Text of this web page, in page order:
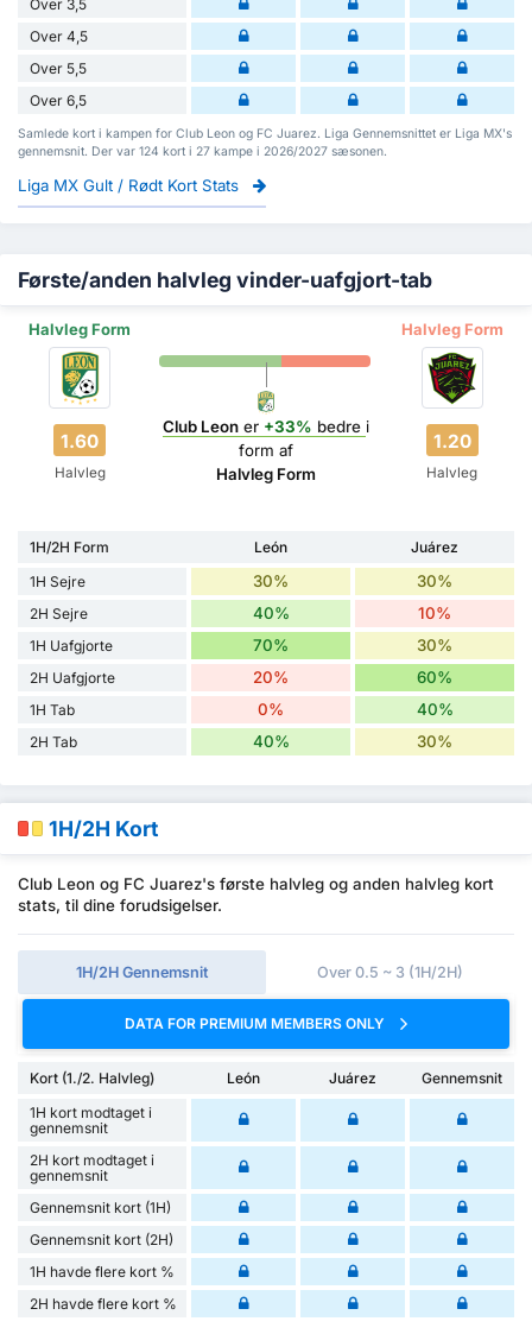
Over 3,5
Over 4,5
Over 5,5
Over 6,5
Samlede kort i kampen for Club Leon og FC Juarez. Liga Gennemsnittet er Liga MX's
gennemsnit. Der var 124 kort i 27 kampe i 2026/2027 sæsonen.
Liga MX Gult / Rødt Kort Stats
Første/anden halvleg vinder-uafgjort-tab
Halvleg Form Halvleg Form
1.60
Halvleg
Club Leoner +33% bedre i
form af
Halvleg Form
1.20
Halvleg
1H/2H Form León
Juárez
1H Sejre
30% 30%
2H Sejre 40% 10%
1H Uafgjorte 70% 30%
2H Uafgjorte 20% 60%
1H Tab 0% 40%
2H Tab 40% 30%
1H/2H Kort
Club Leon og FC Juarez's første halvleg og anden halvleg kort
stats, til dine forudsigelser.
1H/2H Gennemsnit Over 0.5 ~ 3 (1H/2H)
DATA FOR PREMIUM MEMBERS ONLY
Kort (1./2. Halvleg) León Juárez
Gennemsnit
1H kort modtaget i
gennemsnit
2H kort modtaget i
gennemsnit
Gennemsnit kort (1H)
Gennemsnit kort (2H)
1H havde flere kort %
2H havde flere kort %